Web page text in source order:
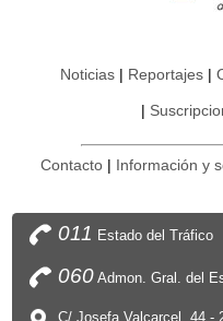
Noticias Reportajes
Contacto Información y
011 Estado del Tráfico
060Admon. Gral. del
C/ Josefa Valcarcel, 44 -